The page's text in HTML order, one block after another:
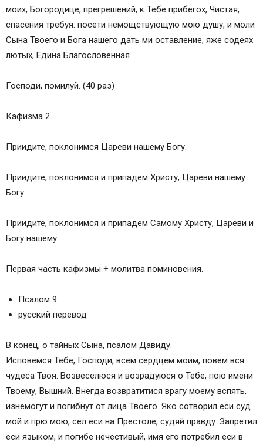
моих, Богородице, прегрешений, к Тебе прибегох, Чистая,
спасения требуя: посети немощствующую мою душу, и моли
Сына Твоего и Бога нашего дать ми оставление, яже содеях
лютых, Едина Благословенная.
Господи, помилуй. (40 раз)
Кафизма 2
Приидите, поклонимся Цареви нашему Богу.
Приидите, поклонимся и припадем Христу, Цареви нашему
Богу.
Приидите, поклонимся и припадем Самому Христу, Цареви и
Богу нашему.
Первая часть кафизмы + молитва поминовения.
Псалом 9
русский перевод
В конец, о тайных Сына, псалом Давиду.
Исповемся Тебе, Господи, всем сердцем моим, повем вся
чудеса Твоя. Возвеселюся и возрадуюся о Тебе, пою имени
Твоему, Вышний. Внегда возвратитися врагу моему вспять,
изнемогут и погибнут от лица Твоего. Яко сотворил eси суд
мой и прю мою, сел eси на Престоле, судяй правду. Запретил
eси языком, и погибе нечестивый, имя eго потребил eси в